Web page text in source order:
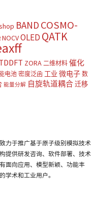
BAND COSMO-
NOCVOLED QATK
ZORA 二维材料 催化
电池 密度泛函 工业 微电子 数
能量分解 自旋轨道耦合迁移
力于推广基于原子级别模拟技术
提供研发咨询、软件部署、技术
面向应用、模型新颖、功能丰
学术和工业用户。